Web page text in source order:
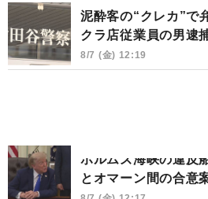
泥酔客の“クレカ”で
クラ店従業員の男逮
8/7 (金) 12:19
ホルムズ海峡の違反
とオマーン間の合意